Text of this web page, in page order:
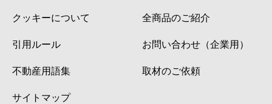
クッキーについて
引用ルール
不動産用語集
サイトマップ
全商品のご紹介
お問い合わせ（企業用）
取材のご依頼